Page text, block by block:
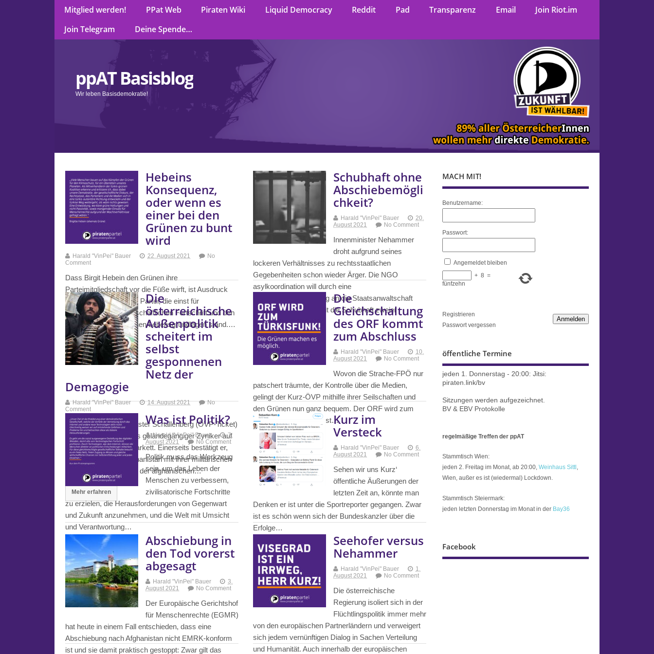
Mitglied werden! PPat Web Piraten Wiki Liquid Democracy Reddit Pad Transparenz Email
Join Riot.im
Join Telegram
Deine Spende…
ppAT Basisblog
Wir leben Basisdemokratie!
Hebeins
Konsequenz,
oder wenn es
einer bei den
Grünen zu bunt
wird
Harald "VinPei" Bauer 22. August 2021
No
Comment
Dass Birgit Hebein den Grünen ihre
Parteimitgliedschaft vor die Füße wirft, ist Ausdruck
des Werteverfalls einer Partei, die einst für
Menschlichkeit, gesellschaftlichen Fortschritt und den
Erhalt unserer natürlichen Lebensgrundlagen stand.…
Mehr erfahren
Schubhaft ohne
Abschiebemögli
chkeit?
Harald "VinPei" Bauer
20.
August 2021
No Comment
Innenminister Nehammer
droht aufgrund seines
lockeren Verhältnisses zu rechtsstaatlichen
Gegebenheiten schon wieder Ärger. Die NGO
asylkoordination will durch eine
Sachverhaltsdarstellung an die Staatsanwaltschaft
prüfen lassen, inwieweit die Schubhaft zweier
afghanischer…
Mehr erfahren
Die
österreichische
Außenpolitik
scheitert im
selbst
gesponnenen
Netz der
Demagogie
Harald "VinPei" Bauer 14. August 2021
No
Comment
Österreichs Außenminister Schallenberg (ÖVP-Ticket)
ist schon ein besonders geländegängiger Zyniker auf
dem diplomatischen Parkett. Einerseits bestätigt er,
dass die Taliban in Afghanistan mit ihrer militärischen
Offensive den Wunsch der afghanischen…
Mehr erfahren
Die
Gleichschaltung
des ORF kommt
zum Abschluss
Harald "VinPei" Bauer
10.
August 2021
No Comment
Wovon die Strache-FPÖ nur
patschert träumte, der Kontrolle über die Medien,
gelingt der Kurz-ÖVP mithilfe ihrer Seilschaften und
den Grünen nun ganz bequem. Der ORF wird zum
Regierungsfunk! Kurz ist…
Mehr erfahren
Was ist Politik?
Harald "VinPei" Bauer
7.
August 2021
No Comment
Politik muss das Werkzeug
sein, um das Leben der
Menschen zu verbessern,
zivilisatorische Fortschritte
zu erzielen, die Herausforderungen von Gegenwart
und Zukunft anzunehmen, und die Welt mit Umsicht
und Verantwortung…
Mehr erfahren
Kurz im
Versteck
Harald "VinPei" Bauer
6.
August 2021
No Comment
Sehen wir uns Kurz‘
öffentliche Äußerungen der
letzten Zeit an, könnte man
Denken er ist unter die Sportreporter gegangen. Zwar
ist es schön wenn sich der Bundeskanzler über die
Erfolge…
Mehr erfahren
Abschiebung in
den Tod vorerst
abgesagt
Harald "VinPei" Bauer
3.
August 2021
No Comment
Der Europäische Gerichtshof
für Menschenrechte (EGMR)
hat heute in einem Fall entschieden, dass eine
Abschiebung nach Afghanistan nicht EMRK-konform
ist und sie damit praktisch gestoppt: Zwar gilt das
Seehofer versus
Nehammer
Harald "VinPei" Bauer
1.
August 2021
No Comment
Die österreichische
Regierung isoliert sich in der
Flüchtlingspolitik immer mehr
von den europäischen Partnerländern und verweigert
sich jedem vernünftigen Dialog in Sachen Verteilung
und Humanität. Auch innerhalb der europäischen
MACH MIT!
Benutzername:
Passwort:
Angemeldet bleiben
+ 8 =
fünfzehn
Anmelden
Registrieren
Passwort vergessen
öffentliche Termine
jeden 1. Donnerstag - 20:00: Jitsi:
piraten.link/bv
Sitzungen werden aufgezeichnet.
BV & EBV Protokolle
regelmäßige Treffen der ppAT
Stammtisch Wien:
jeden 2. Freitag im Monat, ab 20:00, Weinhaus Sittl ,
Wien, außer es ist (wiedermal) Lockdown.
Stammtisch Steiermark:
jeden letzten Donnerstag im Monat in der Bay36
Facebook